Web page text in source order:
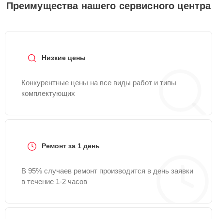
Преимущества нашего сервисного центра
Низкие цены
Конкурентные цены на все виды работ и типы
комплектующих
Ремонт за 1 день
В 95% случаев ремонт производится в день заявки
в течение 1-2 часов